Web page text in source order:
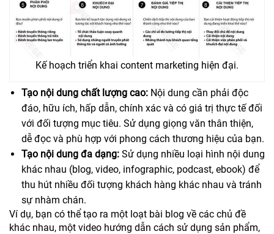
Kế hoạch triển khai content marketing hiện đại.
Tạo nội dung chất lượng cao: Nội dung cần phải độc
đáo, hữu ích, hấp dẫn, chính xác và có giá trị thực tế đối
với đối tượng mục tiêu. Sử dụng giọng văn thân thiện,
dễ đọc và phù hợp với phong cách thương hiệu của bạn.
Tạo nội dung đa dạng: Sử dụng nhiều loại hình nội dung
khác nhau (blog, video, infographic, podcast, ebook) để
thu hút nhiều đối tượng khách hàng khác nhau và tránh
sự nhàm chán.
Ví dụ, bạn có thể tạo ra một loạt bài blog về các chủ đề
khác nhau, một video hướng dẫn cách sử dụng sản phẩm,